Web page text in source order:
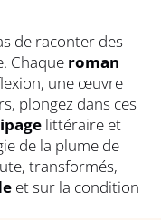
de raconter des
Chaque roman
une œuvre
plongez dans ces
littéraire et
de la plume de
transformés,
et sur la condition